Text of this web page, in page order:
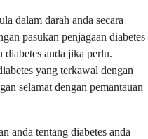
dalam darah anda secara
pasukan penjagaan diabetes
diabetes anda jika perlu.
yang terkawal dengan
selamat dengan pemantauan
anda tentang diabetes anda